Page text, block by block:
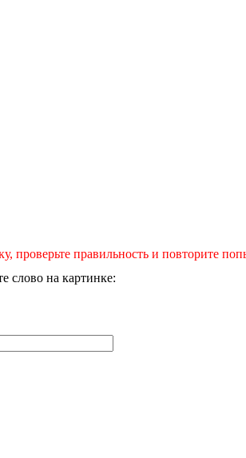
проверьте правильность и повторите
слово на картинке: